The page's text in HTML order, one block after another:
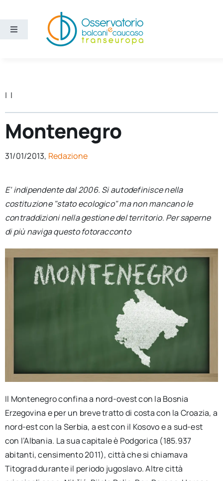
contenuto
Toggle
Ricerca e divulgazione
Sezioni
Chi siamo
Cerca
per:
Newsletter
| |
Montenegro
31/01/2013, Redazione
E’ indipendente dal 2006. Si autodefinisce nella
costituzione "stato ecologico" ma non mancano le
contraddizioni nella gestione del territorio. Per saperne
di più naviga questo fotoracconto
Il Montenegro confina a nord-ovest con la Bosnia
Erzegovina e per un breve tratto di costa con la Croazia, a
nord-est con la Serbia, a est con il Kosovo e a sud-est
con l’Albania. La sua capitale è Podgorica (185.937
abitanti, censimento 2011), città che si chiamava
Titograd durante il periodo jugoslavo. Altre città